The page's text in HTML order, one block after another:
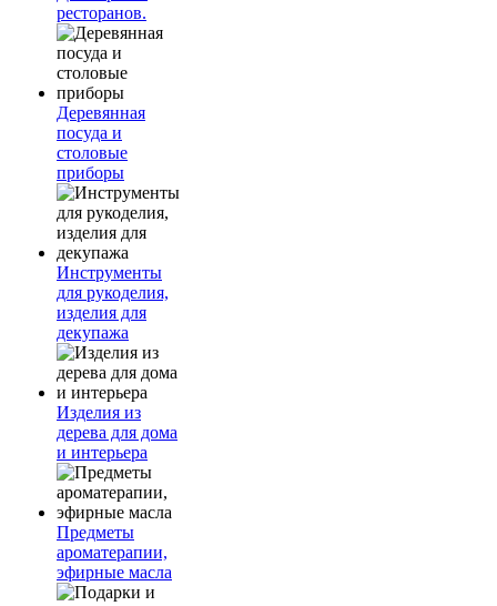
ресторанов.
Деревянная
посуда и
столовые
приборы
Инструменты
для рукоделия,
изделия для
декупажа
Изделия из
дерева для дома
и интерьера
Предметы
ароматерапии,
эфирные масла